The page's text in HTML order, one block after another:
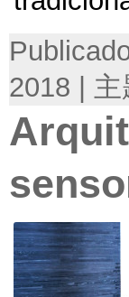
2018 | 主